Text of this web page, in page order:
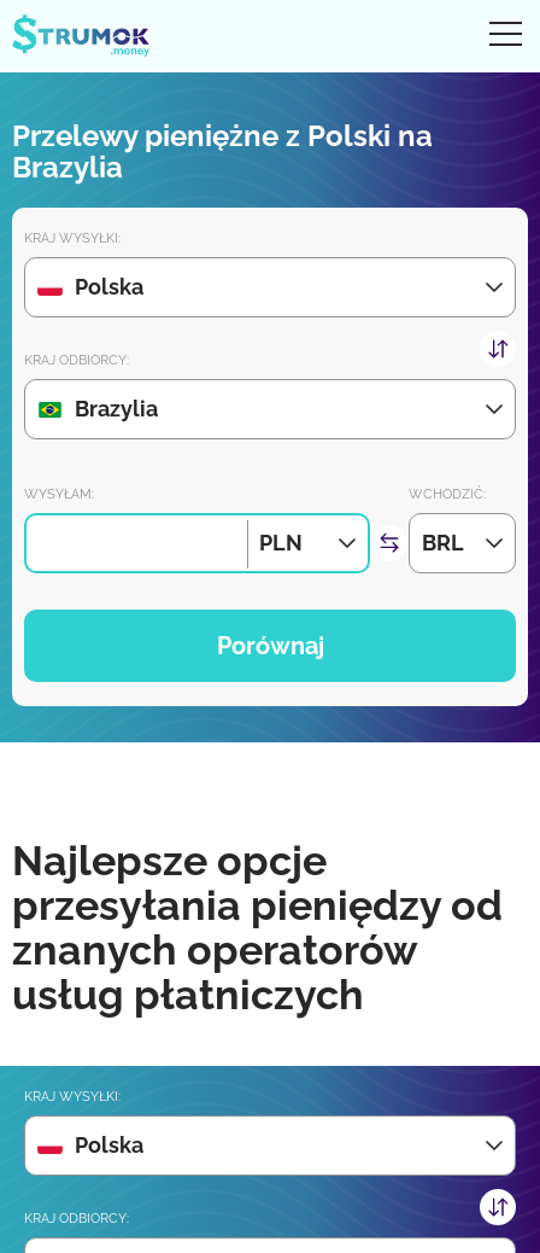
Przelewy pieniężne
Digital konto
Recenzje partnerów
Wkrótce pobierz aplikację na iPhone'a i Androida:
Przelewy pieniężne z Polski na
Brazylia
KRAJ WYSYŁKI:
Polska
KRAJ ODBIORCY:
Brazylia
WYSYŁAM:
PLN
WCHODZIĆ:
BRL
Porównaj
Najlepsze opcje
przesyłania pieniędzy od
znanych operatorów
usług płatniczych
KRAJ WYSYŁKI:
Polska
KRAJ ODBIORCY: